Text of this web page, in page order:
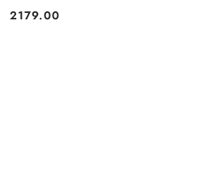
Cena:
2179.00